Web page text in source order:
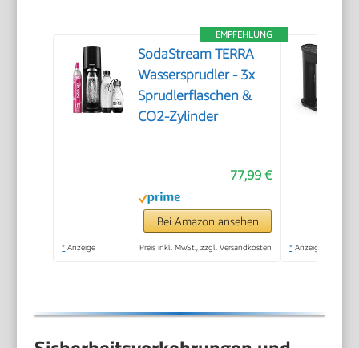
EMPFEHLUNG
SodaStream TERRA
Wassersprudler - 3x
Sprudlerflaschen &
CO2-Zylinder
77,99 €
Bei Amazon ansehen
* Anzeige Preis inkl. MwSt., zzgl. Versandkosten * Anzeige